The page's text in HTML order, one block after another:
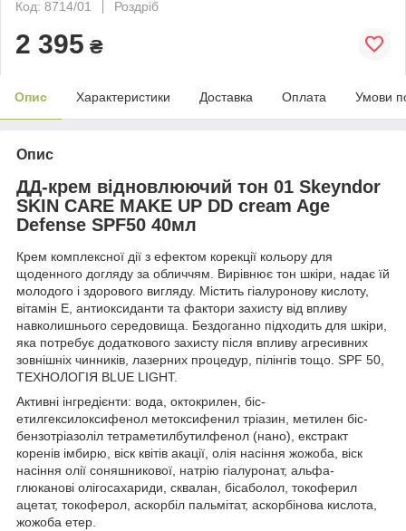
Код: 8714/01
Роздріб
2 395 ₴
Опис Характеристики Доставка Оплата Умови
Опис
ДД-крем відновлюючий тон 01 Skeyndor
SKIN CARE MAKE UP DD cream Age
Defense SPF50 40мл
Крем комплексної дії з ефектом корекції кольору для
щоденного догляду за обличчям. Вирівнює тон шкіри, надає їй
молодого і здорового вигляду. Містить гіалуронову кислоту,
вітамін Е, антиоксиданти та фактори захисту від впливу
навколишнього середовища. Бездоганно підходить для шкіри,
яка потребує додаткового захисту після впливу агресивних
зовнішніх чинників, лазерних процедур, пілінгів тощо. SPF 50,
ТЕХНОЛОГІЯ BLUE LIGHT.
Активні інгредієнти: вода, октокрилен, біс-
етилгексилоксифенол метоксифенил тріазин, метилен біс-
бензотріазоліл тетраметилбутилфенол (нано), екстракт
коренів імбирю, віск квітів акації, олія насіння жожоба, віск
насіння олії соняшникової, натрію гіалуронат, альфа-
глюканові олігосахариди, сквалан, бісаболол, токоферил
ацетат, токоферол, аскорбіл пальмітат, аскорбінова кислота,
жожоба етер.